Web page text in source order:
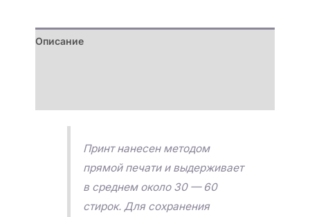
Описание
Принт нанесен методом
прямой печати и выдерживает
в среднем около 30 — 60
стирок. Для сохранения